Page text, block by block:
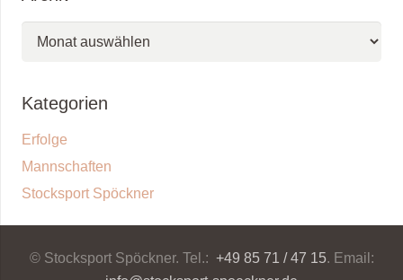
Kategorien
Erfolge
Mannschaften
Stocksport Spöckner
© Stocksport Spöckner. Tel.: +49 85 71 / 47 15. Email: